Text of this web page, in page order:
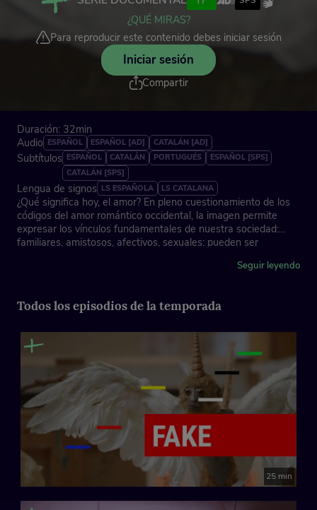
¿QUÉ MIRAS?
Para reproducir este contenido debes iniciar sesión
Iniciar sesión
Compartir
Duración: 32min
Audio ESPAÑOL ESPAÑOL [AD] CATALÁN [AD]
Subtítulos ESPAÑOL CATALÁN PORTUGUÉS
ESPAÑOL [SPS]
CATALÁN [SPS]
Lengua de signos LS ESPAÑOLA LS CATALANA
¿Qué significa hoy, el amor? En pleno cuestionamiento de los
códigos del amor romántico occidental, la imagen permite
expresar los vínculos fundamentales de nuestra sociedad:
familiares, amistosos, afectivos, sexuales: pueden ser
expertos Emilio Papamija, Eugenia Tenenbaum y Javier Gomá.
Creado por: María Santoyo
Seguir leyendo
Todos los episodios de la temporada
25 min